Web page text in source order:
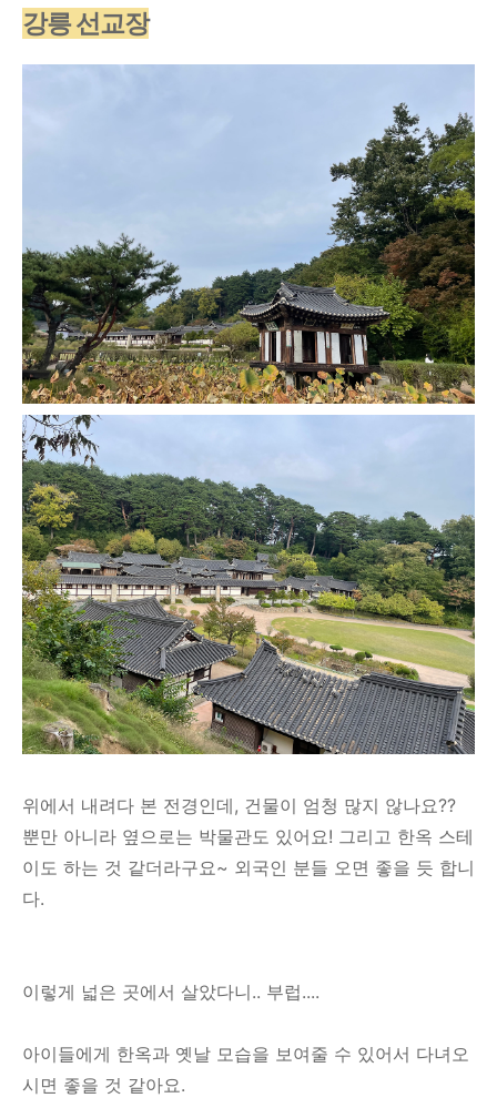
강릉 선교장
위에서 내려다 본 전경인데, 건물이 엄청 많지 않나요??
뿐만 아니라 옆으로는 박물관도 있어요! 그리고 한옥 스테
이도 하는 것 같더라구요~ 외국인 분들 오면 좋을 듯 합니
다.
이렇게 넓은 곳에서 살았다니.. 부럽....
아이들에게 한옥과 옛날 모습을 보여줄 수 있어서 다녀오
시면 좋을 것 같아요.